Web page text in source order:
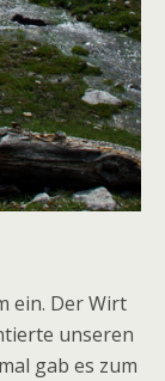
ein. Der Wirt
unseren
gab es zum